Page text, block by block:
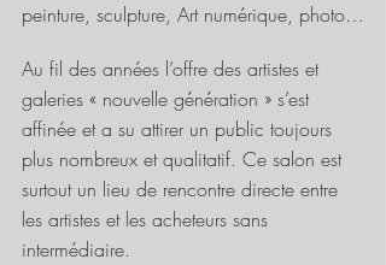
peinture, sculpture, Art numérique, photo…
Au fil des années l’offre des artistes et
galeries « nouvelle génération » s’est
affinée et a su attirer un public toujours
plus nombreux et qualitatif. Ce salon est
surtout un lieu de rencontre directe entre
les artistes et les acheteurs sans
intermédiaire.